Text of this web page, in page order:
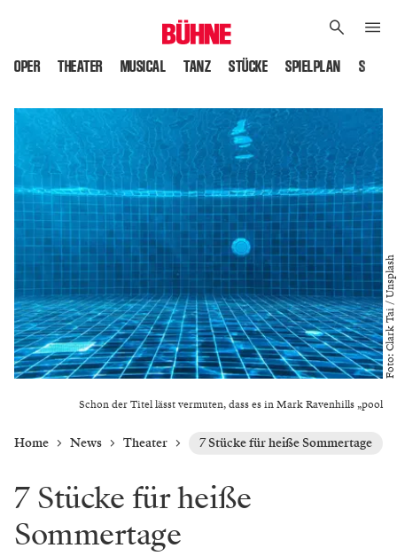
OPER THEATER MUSICAL TANZ STÜCKE SPIELPLAN
Schon der Titel lässt vermuten, dass es in Mark Ravenhills „pool
Foto: Clark Tai / Unsplash
Home News Theater 7 Stücke für heiße Sommertage
7 Stücke für heiße
Sommertage